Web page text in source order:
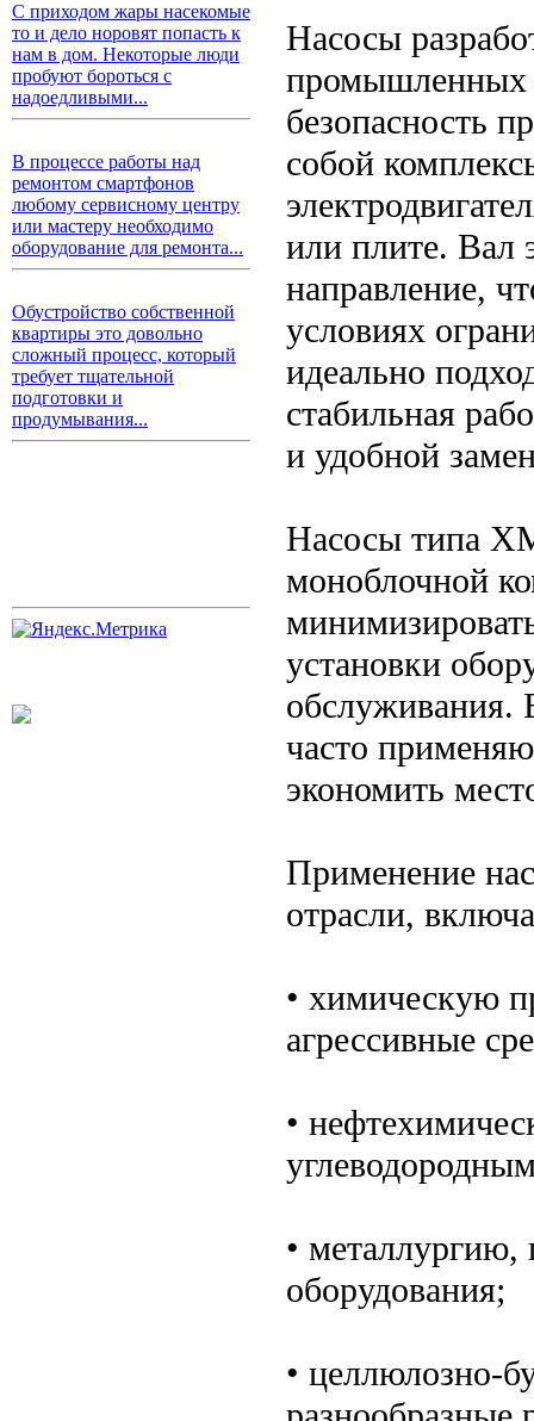
С приходом жары насекомые
то и дело норовят попасть к
нам в дом. Некоторые люди
пробуют бороться с
надоедливыми...
В процессе работы над
ремонтом смартфонов
любому сервисному центру
или мастеру необходимо
оборудование для ремонта...
Обустройство собственной
квартиры это довольно
сложный процесс, который
требует тщательной
подготовки и
продумывания...
Насосы
промышленных
безопасность
собой
или плите. Вал
направление,
условиях
идеально
стабильная
и удобной
Насосы типа
моноблочной
установки
обслуживания.
часто
экономить
Применение
отрасли,
• химическую
агрессивные
•
• металлургию,
оборудования;
• целлюлозно-